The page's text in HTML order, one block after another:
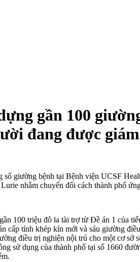
gần 100
đang được
giường bệnh tại Bệnh viện UCSF
nhằm chuyển đổi cách thành phố
100 triệu đô la tài trợ từ Đề án 1 của
cấp tính khép kín mới và sáu giường
điều trị nghiện nội trú cho một cơ sở
sử dụng của thành phố tại số 1660